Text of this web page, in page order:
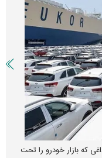
که بازار خودرو را تحت